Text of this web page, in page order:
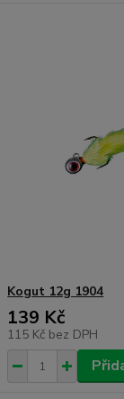
Kogut 12g 1904
139 Kč
115 Kč bez DPH